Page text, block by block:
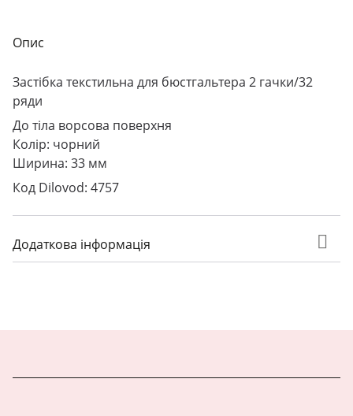
Опис
Застібка текстильна для бюстгальтера 2 гачки/32
ряди
До тіла ворсова поверхня
Колір: чорний
Ширина: 33 мм
Код Dilovod: 4757
Додаткова інформація